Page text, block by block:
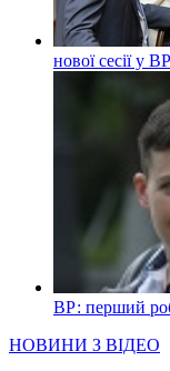
нової сесії у
ВР: перший
НОВИНИ З ВІДЕО